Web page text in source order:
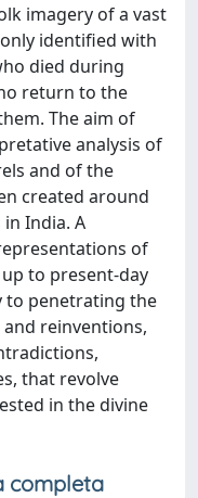
imagery of a vast
identified with
died during
return to the
The aim of
analysis of
and of the
created around
India. A
of
to present-day
to penetrating the
reinventions,
that revolve
in the divine
completa